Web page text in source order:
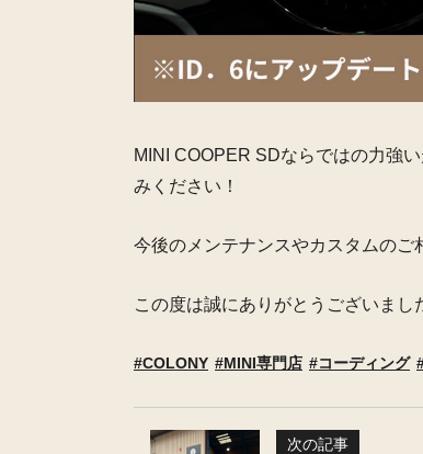
MINI COOPER SDならではの力強
みください！
今後のメンテナンスやカスタムのご
この度は誠にありがとうございまし
COLONY MINI専門店 コーディング
次の記事